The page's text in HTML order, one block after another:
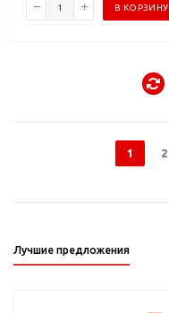
В КОРЗИНУ
1 2
Лучшие предложения